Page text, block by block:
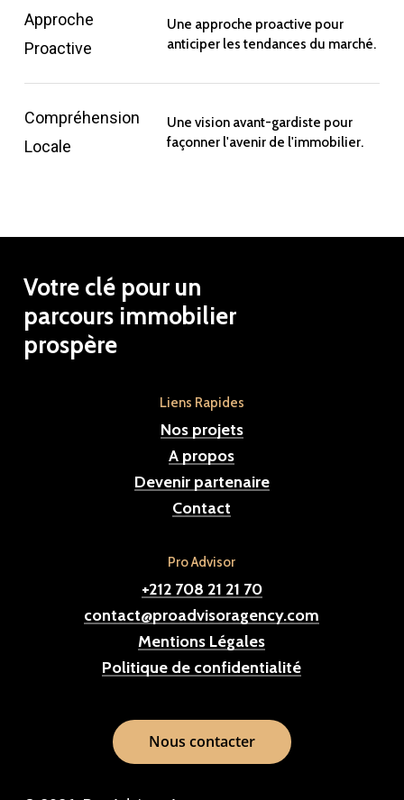
Approche
Proactive
Une approche proactive pour
anticiper les tendances du marché.
Compréhension
Locale
Une vision avant-gardiste pour
façonner l'avenir de l'immobilier.
Votre clé pour un
parcours immobilier
prospère
Liens Rapides
Nos projets
A propos
Devenir partenaire
Contact
Pro Advisor
+212 708 21 21 70
contact@proadvisoragency.com
Mentions Légales
Politique de confidentialité
Nous contacter